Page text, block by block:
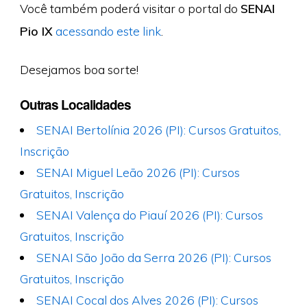
Você também poderá visitar o portal do SENAI
Pio IXacessando este link.
Desejamos boa sorte!
Outras Localidades
SENAI Bertolínia 2026 (PI): Cursos Gratuitos,
Inscrição
SENAI Miguel Leão 2026 (PI): Cursos
Gratuitos, Inscrição
SENAI Valença do Piauí 2026 (PI): Cursos
Gratuitos, Inscrição
SENAI São João da Serra 2026 (PI): Cursos
Gratuitos, Inscrição
SENAI Cocal dos Alves 2026 (PI): Cursos